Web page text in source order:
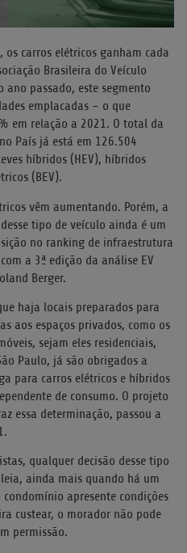
os carros elétricos ganham cada
Brasileira do Veículo
ano passado, este segmento
emplacadas – o que
em relação a 2021. O total da
País já está em 126.504
híbridos (HEV), híbridos
(BEV).
vêm aumentando. Porém, a
tipo de veículo ainda é um
no ranking de infraestrutura
a 3ª edição da análise EV
Berger.
haja locais preparados para
aos espaços privados, como os
sejam eles residenciais,
Paulo, já são obrigados a
para carros elétricos e híbridos
de consumo. O projeto
essa determinação, passou a
qualquer decisão desse tipo
ainda mais quando há um
apresente condições
custear, o morador não pode
permissão.